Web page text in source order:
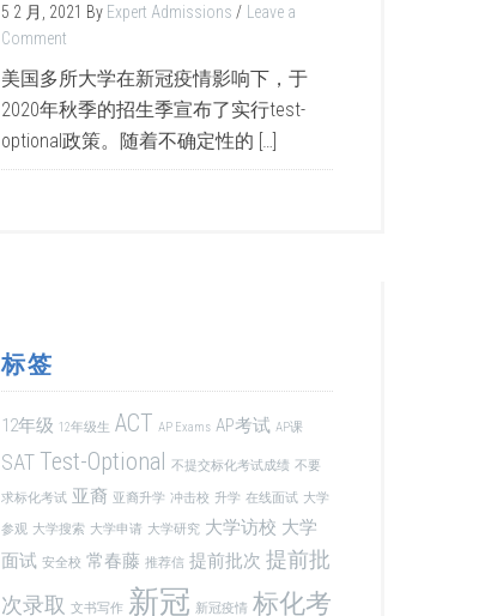
5 2 月, 2021 By Expert Admissions
Leave a
Comment
美国多所大学在新冠疫情影响下，于
2020年秋季的招生季宣布了实行test-
optional政策。随着不确定性的 […]
标签
12年级 12年级生 ACT AP Exams AP考试 AP课
SAT Test-Optional 不提交标化考试成绩 不要
求标化考试 亚裔 亚裔升学 冲击校 升学 在线面试 大学
参观 大学搜索 大学申请 大学研究 大学访校 大学
面试 安全校 常春藤 推荐信 提前批次 提前批
次录取 文书写作 新冠 新冠疫情 标化考